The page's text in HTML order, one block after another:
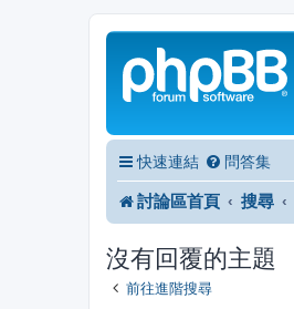
快速連結 問答集
討論區首頁 搜尋
沒有回覆的主題
前往進階搜尋